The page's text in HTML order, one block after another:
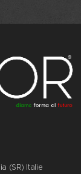
(SR) Italie